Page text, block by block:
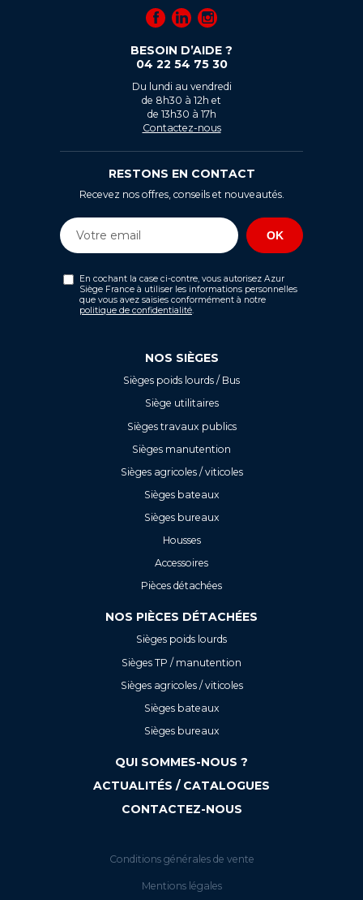
BESOIN D’AIDE ?
04 22 54 75 30
Du lundi au vendredi
de 8h30 à 12h et
de 13h30 à 17h
Contactez-nous
RESTONS EN CONTACT
Recevez nos offres, conseils et nouveautés.
En cochant la case ci-contre, vous autorisez Azur
Siège France à utiliser les informations personnelles
que vous avez saisies conformément à notre
politique de confidentialité.
NOS SIÈGES
Sièges poids lourds / Bus
Siège utilitaires
Sièges travaux publics
Sièges manutention
Sièges agricoles / viticoles
Sièges bateaux
Sièges bureaux
Housses
Accessoires
Pièces détachées
NOS PIÈCES DÉTACHÉES
Sièges poids lourds
Sièges TP / manutention
Sièges agricoles / viticoles
Sièges bateaux
Sièges bureaux
QUI SOMMES-NOUS ?
ACTUALITÉS / CATALOGUES
CONTACTEZ-NOUS
Conditions générales de vente
Mentions légales